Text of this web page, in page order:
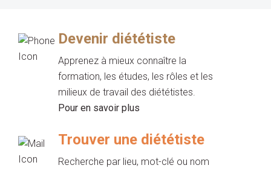
Devenir diététiste
Apprenez à mieux connaître la
formation, les études, les rôles et les
milieux de travail des diététistes.
Pour en savoir plus
Trouver une diététiste
Recherche par lieu, mot-clé ou nom